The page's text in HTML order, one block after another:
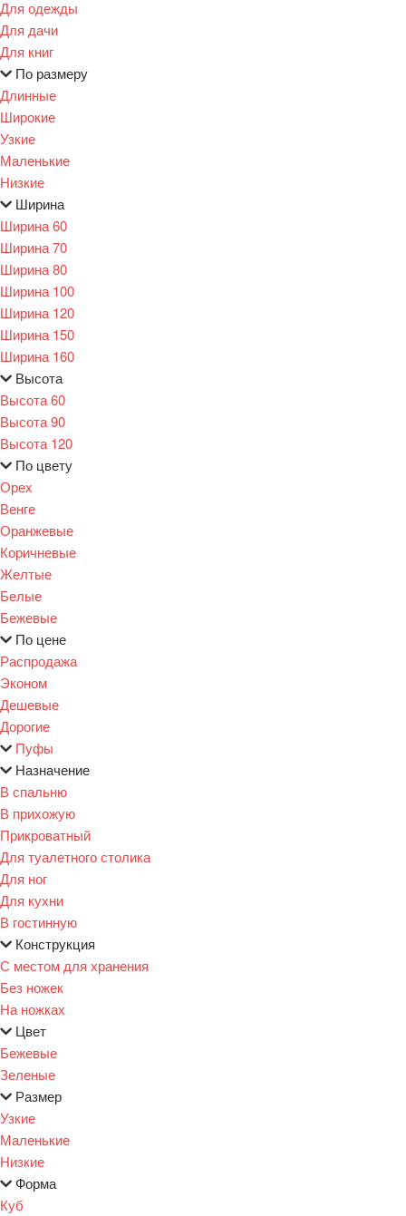
Для одежды
Для дачи
Для книг
По размеру
Длинные
Широкие
Узкие
Маленькие
Низкие
Ширина
Ширина 60
Ширина 70
Ширина 80
Ширина 100
Ширина 120
Ширина 150
Ширина 160
Высота
Высота 60
Высота 90
Высота 120
По цвету
Орех
Венге
Оранжевые
Коричневые
Желтые
Белые
Бежевые
По цене
Распродажа
Эконом
Дешевые
Дорогие
Пуфы
Назначение
В спальню
В прихожую
Прикроватный
Для туалетного столика
Для ног
Для кухни
В гостинную
Конструкция
С местом для хранения
Без ножек
На ножках
Цвет
Бежевые
Зеленые
Размер
Узкие
Маленькие
Низкие
Форма
Куб